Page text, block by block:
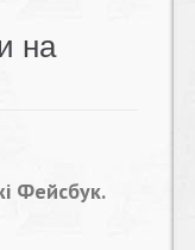
на
Фейсбук.